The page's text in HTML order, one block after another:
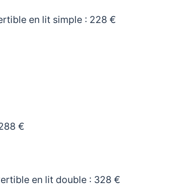
en lit simple : 228 €
€
en lit double : 328 €